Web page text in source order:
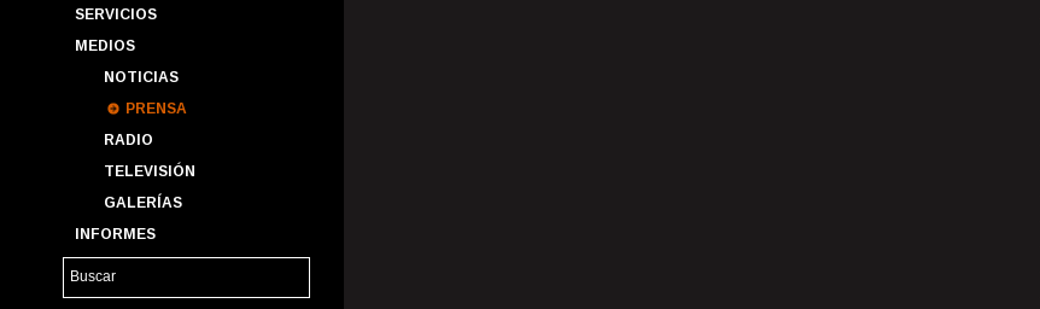
SERVICIOS
MEDIOS
NOTICIAS
PRENSA
RADIO
TELEVISIÓN
GALERÍAS
INFORMES